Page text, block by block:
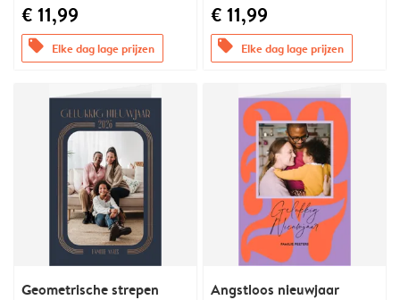
€ 11,99
offers Elke dag lage prijzen
€ 11,99
offers Elke dag lage prijzen
Geometrische strepen Angstloos nieuwjaar